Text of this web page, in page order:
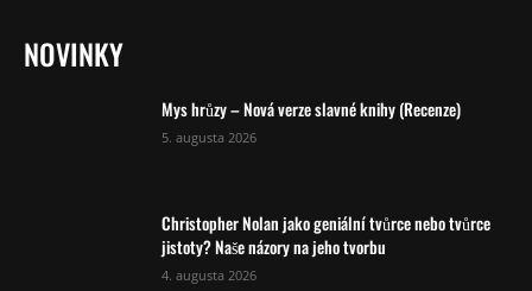
NOVINKY
Mys hrůzy – Nová verze slavné knihy (Recenze)
5. augusta 2026
Christopher Nolan jako geniální tvůrce nebo tvůrce
jistoty? Naše názory na jeho tvorbu
4. augusta 2026